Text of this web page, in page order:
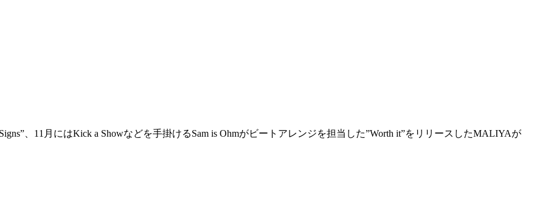
、11月にはKick a Showなどを手掛けるSam is Ohmがビートアレンジを担当した”Worth it”をリリースしたMALIYAが